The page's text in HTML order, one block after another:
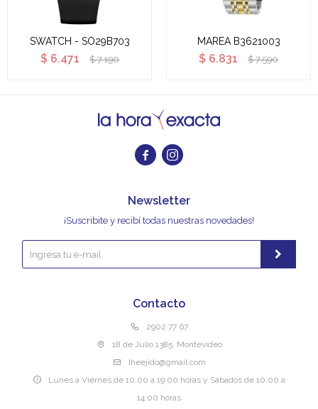
SWATCH - SO29B703
$ 6.471 $ 7.190
MAREA B3621003
$ 6.831 $ 7.590
 
Contacto
2902 77 67
18 de Julio 1385, Montevideo
lheejido@gmail.com
Lunes a Viernes de 10:00 a 19:00 horas y Sábados de 10:00 a
14:00 horas
Newsletter
¡Suscribite y recibí todas nuestras novedades!